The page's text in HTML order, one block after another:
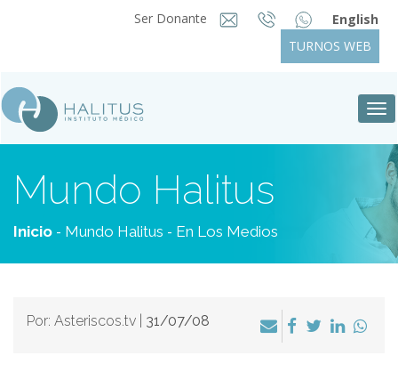
Ser Donante
English
TURNOS WEB
Mundo Halitus
Inicio - Mundo Halitus - En Los Medios
Por: Asteriscos.tv | 31/07/08